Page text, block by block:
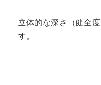
立体的な深さ（健全
す。